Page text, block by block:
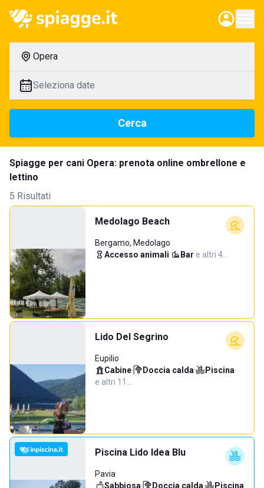
Opera
Seleziona date
Cerca
Spiagge per cani Opera: prenota online ombrellone e
lettino
5 Risultati
Medolago Beach
Bergamo, Medolago
Accesso animali· Bar·e altri 4…
Lido Del Segrino
Eupilio
Cabine· Doccia calda· Piscina·
e altri 11…
Piscina Lido Idea Blu
Pavia
Sabbiosa· Doccia calda·
Piscina